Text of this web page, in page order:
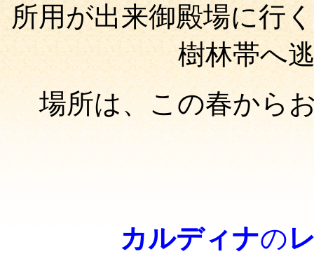
所用が出来御殿場に行
樹林帯へ
場所は、この春から
カルディナの